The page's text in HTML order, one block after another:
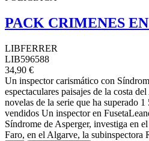
PACK CRIMENES
LIBFERRER
LIB596588
34,90 €
Un inspector carismático con
espectaculares paisajes de la costa
novelas de la serie que ha superado
vendidos Un inspector en
Síndrome de Asperger, investiga en
Faro, en el Algarve, la subinspectora